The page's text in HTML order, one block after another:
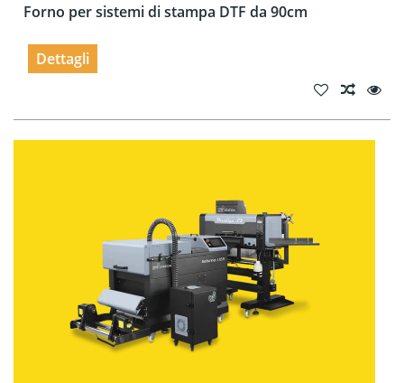
Forno per sistemi di stampa DTF da 90cm
Dettagli